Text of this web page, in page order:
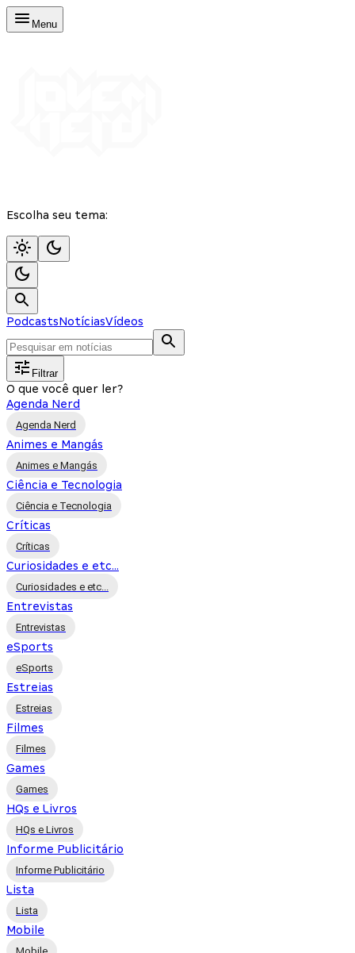
Menu
Escolha seu tema:
PodcastsNotíciasVídeos
Filtrar
O que você quer ler?
Agenda Nerd
Agenda Nerd
Animes e Mangás
Animes e Mangás
Ciência e Tecnologia
Ciência e Tecnologia
Críticas
Críticas
Curiosidades e etc...
Curiosidades e etc...
Entrevistas
Entrevistas
eSports
eSports
Estreias
Estreias
Filmes
Filmes
Games
Games
HQs e Livros
HQs e Livros
Informe Publicitário
Informe Publicitário
Lista
Lista
Mobile
Mobile